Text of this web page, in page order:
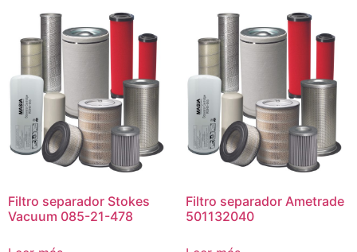
Filtro separador Stokes
Vacuum 085-21-478
Filtro separador Ametrade
501132040